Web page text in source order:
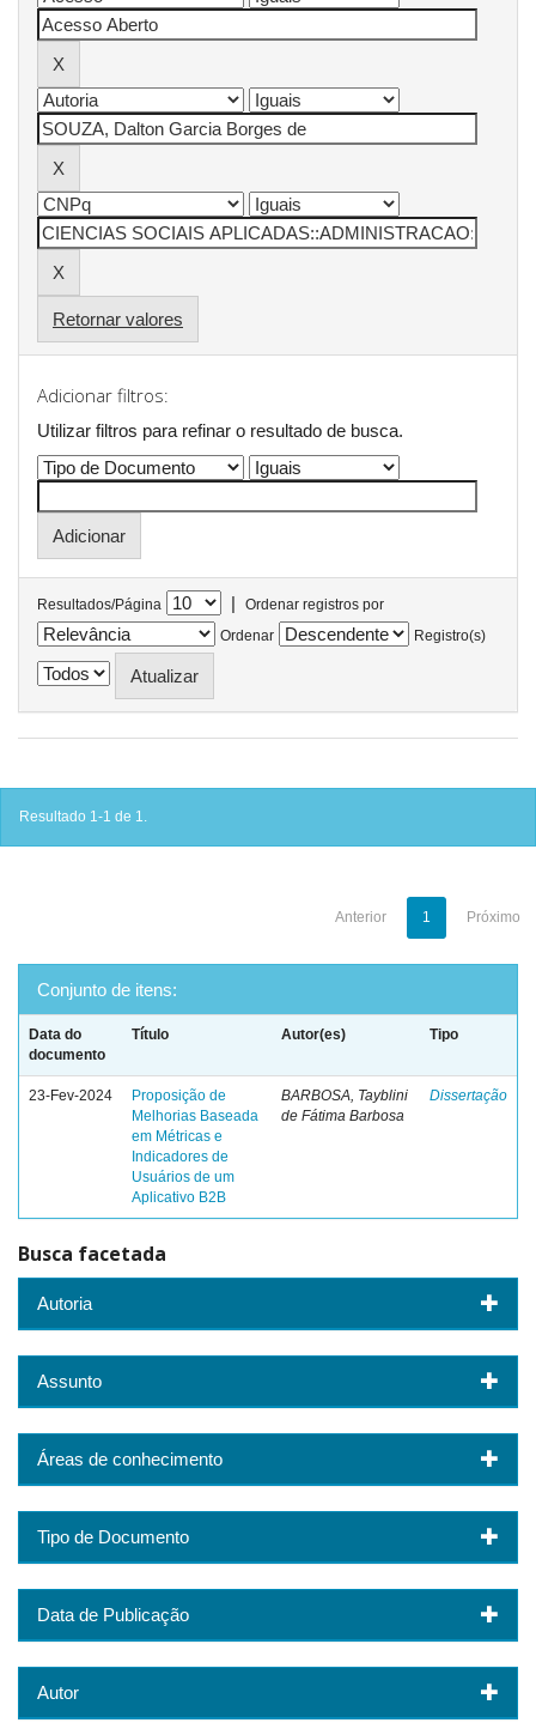
Retornar valores
Adicionar filtros:
Utilizar filtros para refinar o resultado de busca.
Resultados/Página |
Ordenar registros por
Ordenar
Registro(s)
Resultado 1-1 de 1.
Anterior 1 Próximo
Conjunto de itens:
Data do
documento
Título Autor(es) Tipo
23-Fev-2024
Proposição de
Melhorias Baseada
em Métricas e
Indicadores de
Usuários de um
Aplicativo B2B
BARBOSA, Tayblini
de Fátima Barbosa
Dissertação
Busca facetada
Autoria
Assunto
Áreas de conhecimento
Tipo de Documento
Data de Publicação
Autor